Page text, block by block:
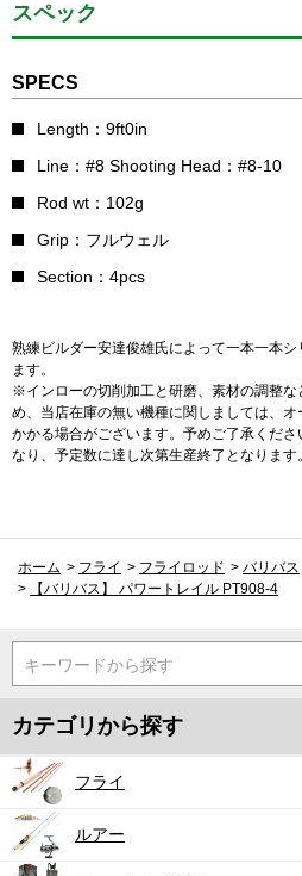
スペック
SPECS
Length：9ft0in
Line：#8 Shooting Head：#8-10
Rod wt：102g
Grip：フルウェル
Section：4pcs
熟練ビルダー安達俊雄氏によって一本一本
ます。
※インローの切削加工と研磨、素材の調整な
め、当店在庫の無い機種に関しましては、
かかる場合がございます。予めご了承くだ
なり、予定数に達し次第生産終了となります。
ホーム > フライ > フライロッド > バリバス
>
【バリバス】 パワートレイル PT908-4
キーワードから探す
カテゴリから探す
フライ
ルアー